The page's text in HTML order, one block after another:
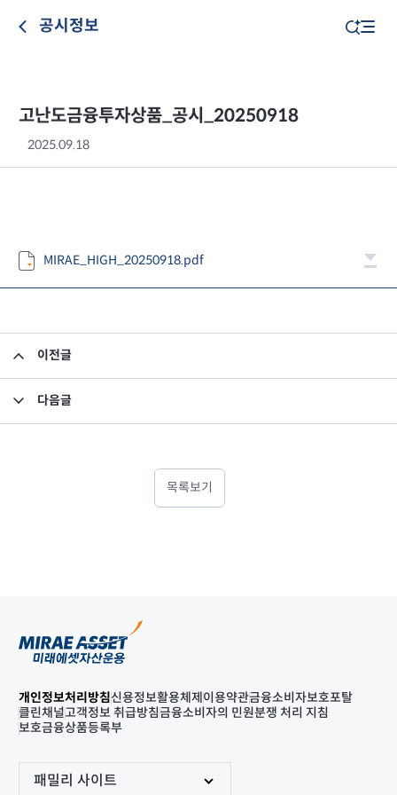
공시정보
고난도금융투자상품_공시_20250918
2025.09.18
MIRAE_HIGH_20250918.pdf
이전글
다음글
목록보기
개인정보처리방침신용정보활용체제 이용약관금융소비자보호포탈
클린채널고객정보 취급방침금융소비자의 민원분쟁 처리 지침
보호금융상품등록부
패밀리 사이트